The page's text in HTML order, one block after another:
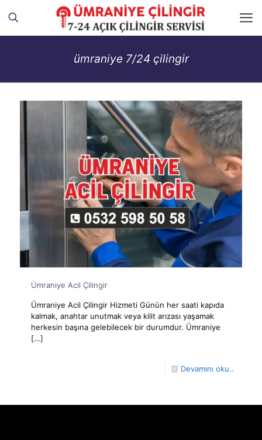
ümraniye 7/24 çilingir
Ümraniye Acil Çilingir
Ümraniye Acil Çilingir Hizmeti Günün her saati kapıda
kalmak, anahtar unutmak veya kilit arızası yaşamak
herkesin başına gelebilecek bir durumdur. Ümraniye
[…]
Devamını oku..